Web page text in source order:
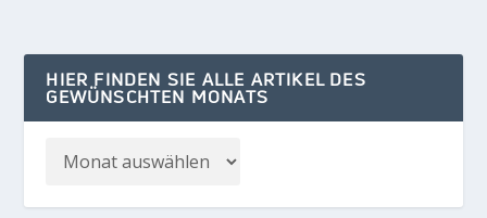
HIER FINDEN SIE ALLE ARTIKEL DES
GEWÜNSCHTEN MONATS